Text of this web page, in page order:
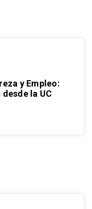
y Empleo:
la UC